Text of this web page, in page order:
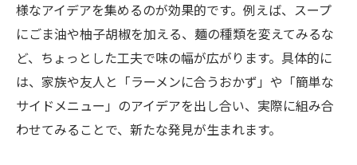
様なアイデアを集めるのが効果的です。例えば、スープ
にごま油や柚子胡椒を加える、麺の種類を変えてみるな
ど、ちょっとした工夫で味の幅が広がります。具体的に
は、家族や友人と「ラーメンに合うおかず」や「簡単な
サイドメニュー」のアイデアを出し合い、実際に組み合
わせてみることで、新たな発見が生まれます。